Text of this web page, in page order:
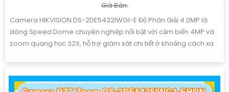
Giá Bán:
Camera HIKVISION DS-2DE5432IWG1-E Độ Phân Giải 4.0MP là
dòng Speed Dome chuyên nghiệp nổi bật với cảm biến 4MP và
zoom quang học 32X, hỗ trợ giám sát chi tiết ở khoảng cách xa